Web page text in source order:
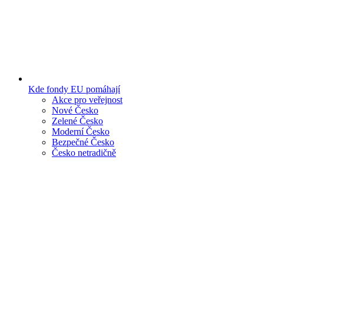
Kde fondy EU pomáhají
Akce pro veřejnost
Nové Česko
Zelené Česko
Moderní Česko
Bezpečné Česko
Česko netradičně